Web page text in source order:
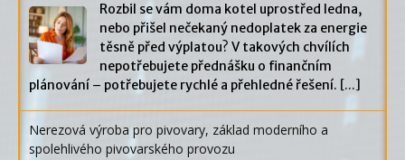
Rozbil se vám doma kotel uprostřed ledna,
nebo přišel nečekaný nedoplatek za energie
těsně před výplatou? V takových chvílích
nepotřebujete přednášku o finančním
plánování – potřebujete rychlé a přehledné řešení. [...]
Nerezová výroba pro pivovary, základ moderního a
spolehlivého pivovarského provozu